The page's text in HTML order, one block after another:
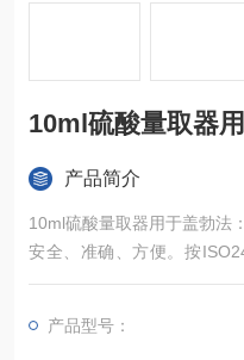
10ml硫酸量取器
产品简介
10ml硫酸量取器用于盖勃法：
安全、准确、方便。按
或1000ML试剂瓶配用。
产品型号：